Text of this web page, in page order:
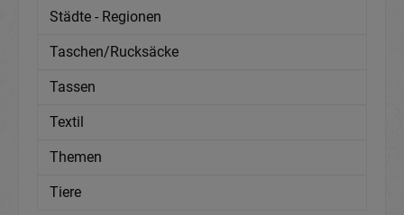
Städte - Regionen
Taschen/Rucksäcke
Tassen
Textil
Themen
Tiere